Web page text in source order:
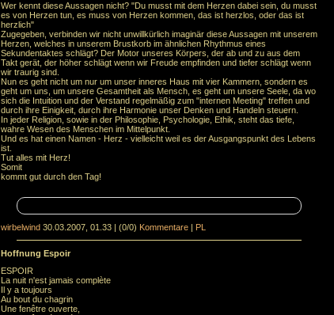
Wer kennt diese Aussagen nicht? "Du musst mit dem Herzen dabei sein, du musst
es von Herzen tun, es muss von Herzen kommen, das ist herzlos, oder das ist
herzlich"
Zugegeben, verbinden wir nicht unwillkürlich imaginär diese Aussagen mit unserem
Herzen, welches in unserem Brustkorb im ähnlichen Rhythmus eines
Sekundentaktes schlägt? Der Motor unseres Körpers, der ab und zu aus dem
Takt gerät, der höher schlägt wenn wir Freude empfinden und tiefer schlägt wenn
wir traurig sind.
Nun es geht nicht um nur um unser inneres Haus mit vier Kammern, sondern es
geht um uns, um unsere Gesamtheit als Mensch, es geht um unsere Seele, da wo
sich die Intuition und der Verstand regelmäßig zum "internen Meeting" treffen und
durch ihre Einigkeit, durch ihre Harmonie unser Denken und Handeln steuern.
In jeder Religion, sowie in der Philosophie, Psychologie, Ethik, steht das tiefe,
wahre Wesen des Menschen im Mittelpunkt.
Und es hat einen Namen - Herz - vielleicht weil es der Ausgangspunkt des Lebens
ist.
Tut alles mit Herz!
Somit
kommt gut durch den Tag!
wirbelwind 30.03.2007, 01.33 (0/0) Kommentare PL
Hoffnung Espoir
ESPOIR
La nuit n'est jamais complète
Il y a toujours
Au bout du chagrin
Une fenêtre ouverte,